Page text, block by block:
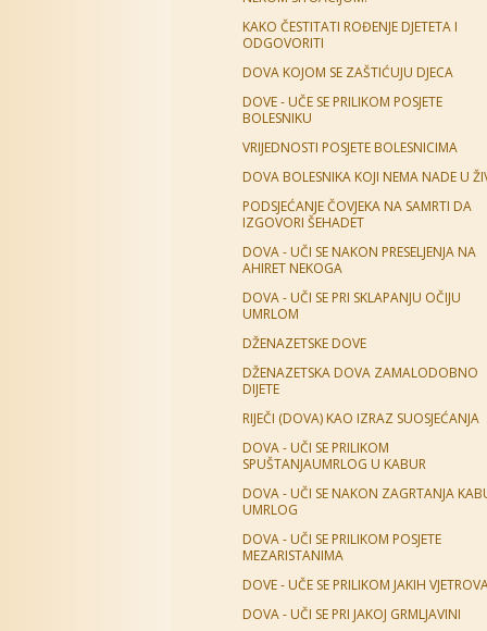
KAKO ČESTITATI ROĐENJE DJETETA I
ODGOVORITI
DOVA KOJOM SE ZAŠTIĆUJU DJECA
DOVE - UČE SE PRILIKOM POSJETE
BOLESNIKU
VRIJEDNOSTI POSJETE BOLESNICIMA
DOVA BOLESNIKA KOJI NEMA NADE U
PODSJEĆANJE ČOVJEKA NA SAMRTI DA
IZGOVORI ŠEHADET
DOVA - UČI SE NAKON PRESELJENJA NA
AHIRET NEKOGA
DOVA - UČI SE PRI SKLAPANJU OČIJU
UMRLOM
DŽENAZETSKE DOVE
DŽENAZETSKA DOVA ZAMALODOBNO
DIJETE
RIJEČI (DOVA) KAO IZRAZ SUOSJEĆANJA
DOVA - UČI SE PRILIKOM
SPUŠTANJAUMRLOG U KABUR
DOVA - UČI SE NAKON ZAGRTANJA
UMRLOG
DOVA - UČI SE PRILIKOM POSJETE
MEZARISTANIMA
DOVE - UČE SE PRILIKOM JAKIH
DOVA - UČI SE PRI JAKOJ GRMLJAVINI